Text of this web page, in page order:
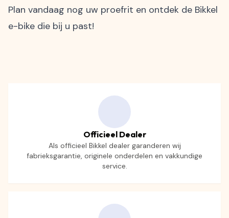
Plan vandaag nog uw proefrit en ontdek de Bikkel
e-bike die bij u past!
Officieel Dealer
Als officieel Bikkel dealer garanderen wij
fabrieksgarantie, originele onderdelen en vakkundige
service.